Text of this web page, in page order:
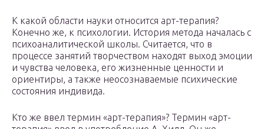
К какой области науки относится арт-терапия?
Конечно же, к психологии. История метода началась с
психоаналитической школы. Считается, что в
процессе занятий творчеством находят выход эмоции
и чувства человека, его жизненные ценности и
ориентиры, а также неосознаваемые психические
состояния индивида.
Кто же ввел термин «арт-терапия»? Термин «арт-